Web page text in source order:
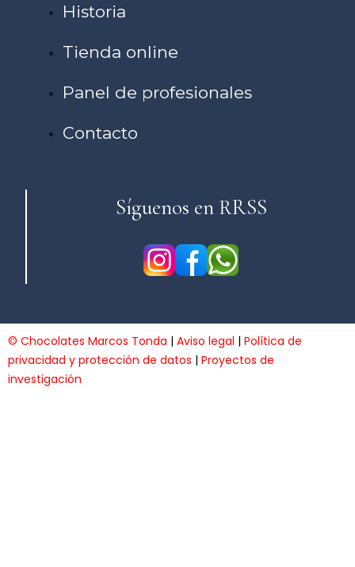
Historia
Tienda online
Panel de profesionales
Contacto
Síguenos en RRSS
© Chocolates Marcos Tonda | Aviso legal | Política de
privacidad y protección de datos | Proyectos de
investigación